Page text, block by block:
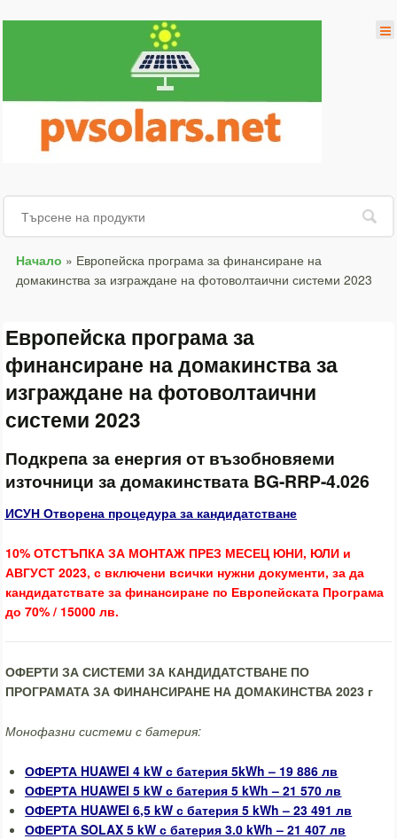
Начало » Европейска програма за финансиране на
домакинства за изграждане на фотоволтаични системи 2023
Европейска програма за
финансиране на домакинства за
изграждане на фотоволтаични
системи 2023
Подкрепа за енергия от възобновяеми
източници за домакинствата BG-RRP-4.026
ИСУН Отворена процедура за кандидатстване
10% ОТСТЪПКА ЗА МОНТАЖ ПРЕЗ МЕСЕЦ ЮНИ, ЮЛИ и
АВГУСТ 2023, с включени всички нужни документи, за да
кандидатствате за финансиране по Европейската Програма
до 70% / 15000 лв.
ОФЕРТИ ЗА СИСТЕМИ ЗА КАНДИДАТСТВАНЕ ПО
ПРОГРАМАТА ЗА ФИНАНСИРАНЕ НА ДОМАКИНСТВА 2023 г
Монофазни системи с батерия:
ОФЕРТА HUAWEI 4 kW с батерия 5kWh – 19 886 лв
ОФЕРТА HUAWEI 5 kW с батерия 5 kWh – 21 570 лв
ОФЕРТА HUAWEI 6,5 kW с батерия 5 kWh – 23 491 лв
ОФЕРТА SOLAX 5 kW с батерия 3.0 kWh – 21 407 лв